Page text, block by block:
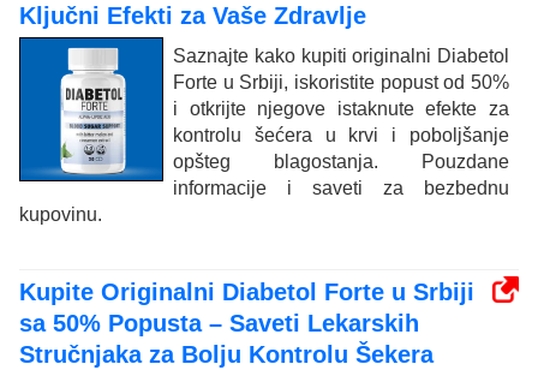
Ključni Efekti za Vaše Zdravlje
Saznajte kako kupiti originalni Diabetol
Forte u Srbiji, iskoristite popust od 50%
i otkrijte njegove istaknute efekte za
kontrolu šećera u krvi i poboljšanje
opšteg blagostanja. Pouzdane
informacije i saveti za bezbednu
kupovinu.
Kupite Originalni Diabetol Forte u Srbiji
sa 50% Popusta – Saveti Lekarskih
Stručnjaka za Bolju Kontrolu Šekera